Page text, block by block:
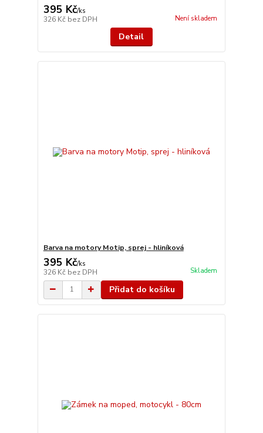
395 Kč/ks
326 Kč bez DPH Není skladem
Detail
Barva na motory Motip, sprej - hliníková
395 Kč/ks
326 Kč bez DPH Skladem
Přidat do košíku